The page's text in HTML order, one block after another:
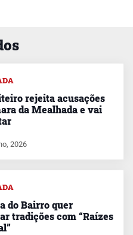
rejeita acusações
da Mealhada e vai
2026
do Bairro quer
tradições com “Raízes